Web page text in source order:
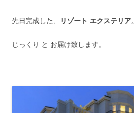
先日完成した、 リゾート エクステリア。
じっくり と お届け致します。